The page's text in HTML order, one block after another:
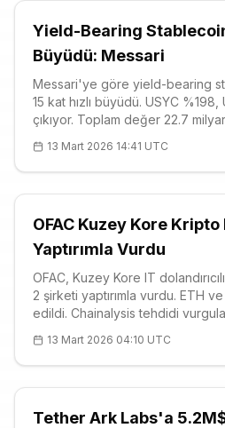
Yield-Bearing
Büyüdü: Messari
Messari'ye göre yield-bearing
15 kat hızlı büyüdü. USYC %198,
çıkıyor. Toplam değer 22.7
ve GENIUS Act'ler tartışılıyor.
13 Mart 2026 14:41 UTC
OFAC Kuzey Kore Kripto
Yaptırımla Vurdu
OFAC, Kuzey Kore IT
2 şirketi yaptırımla vurdu. ETH
edildi. Chainalysis tehdidi
13 Mart 2026 04:10 UTC
Tether Ark Labs'a 5.2M$